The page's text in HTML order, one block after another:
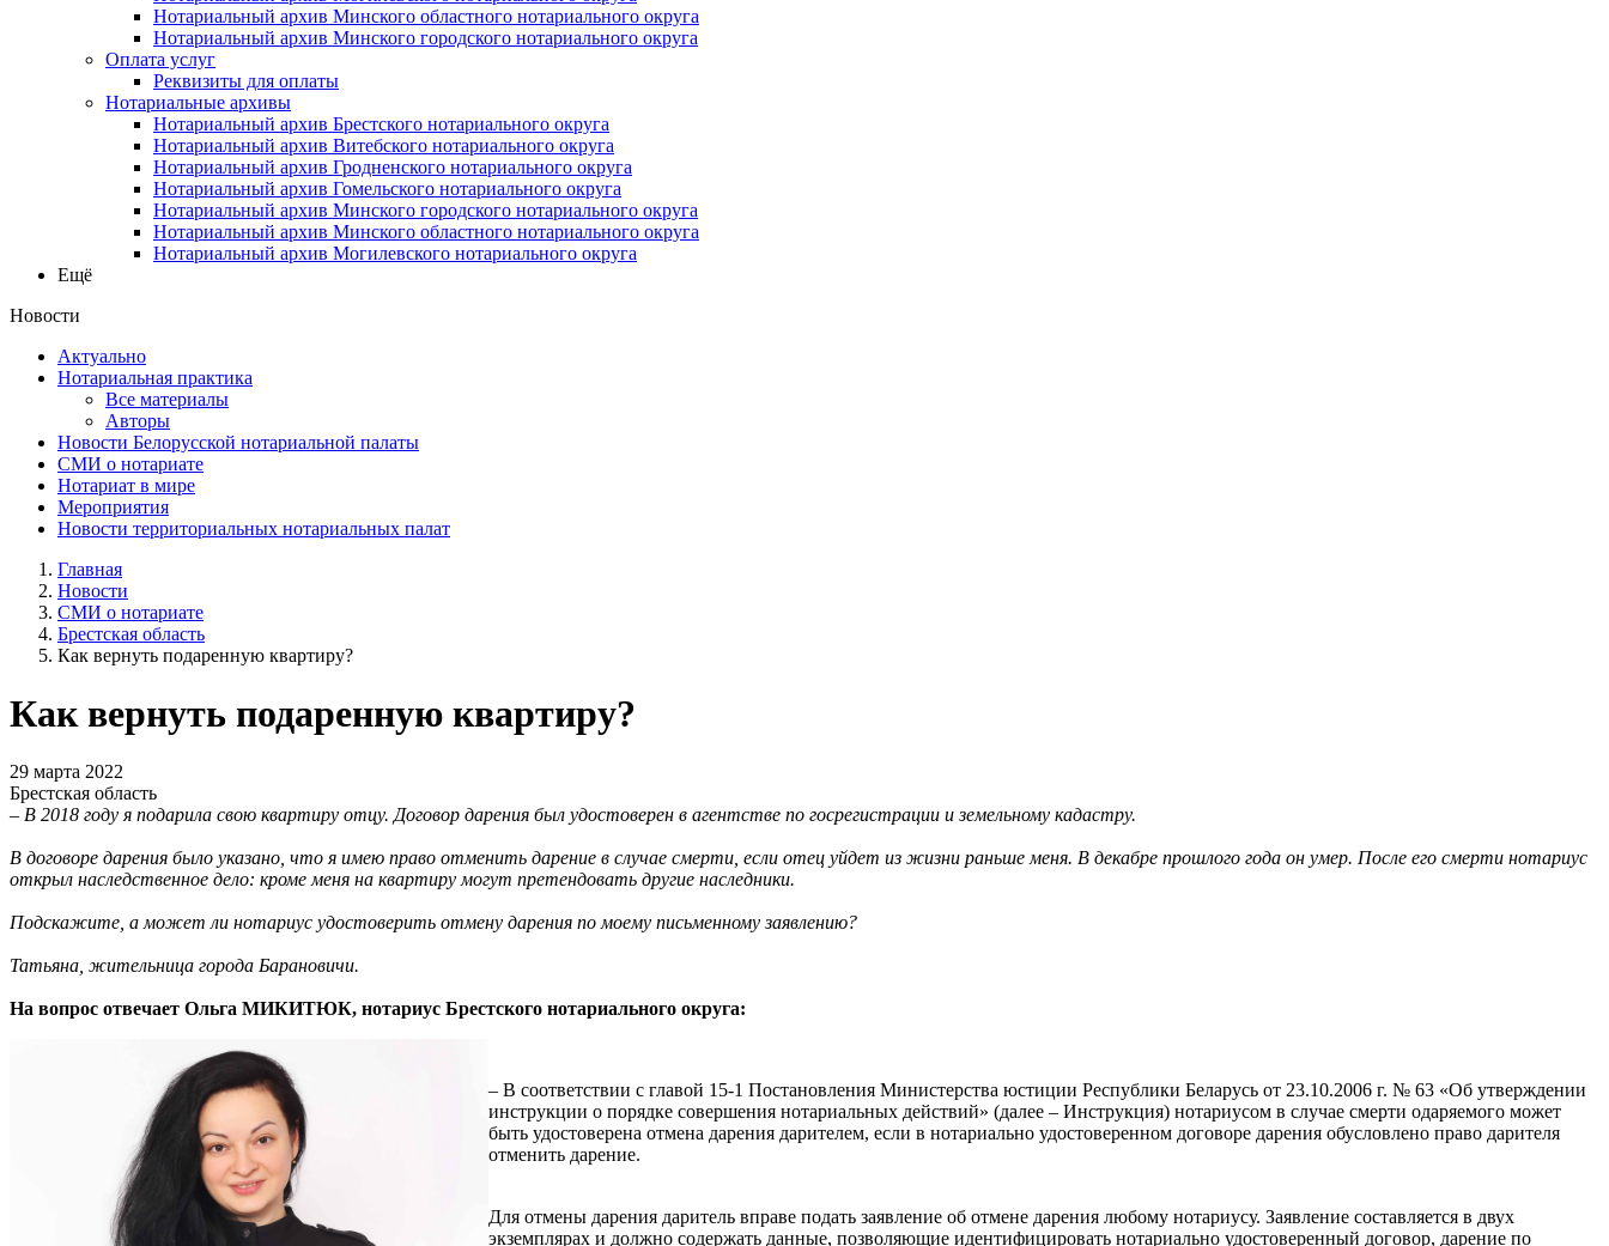
Нотариальный архив Минского областного нотариального округа
Нотариальный архив Минского городского нотариального округа
Оплата услуг
Реквизиты для оплаты
Нотариальные архивы
Нотариальный архив Брестского нотариального округа
Нотариальный архив Витебского нотариального округа
Нотариальный архив Гродненского нотариального округа
Нотариальный архив Гомельского нотариального округа
Нотариальный архив Минского городского нотариального округа
Нотариальный архив Минского областного нотариального округа
Нотариальный архив Могилевского нотариального округа
Ещё
Новости
Актуально
Нотариальная практика
Все материалы
Авторы
Новости Белорусской нотариальной палаты
СМИ о нотариате
Нотариат в мире
Мероприятия
Новости территориальных нотариальных палат
Главная
Новости
СМИ о нотариате
Брестская область
Как вернуть подаренную квартиру?
Как вернуть подаренную квартиру?
29 марта 2022
Брестская область
– В 2018 году я подарила свою квартиру отцу. Договор дарения был удостоверен в агентстве по госрегистрации и земельному кадастру.
В договоре дарения было указано, что я имею право отменить дарение в случае смерти, если отец уйдет из жизни раньше меня. В декабре прошлого года он умер. После его смерти нотариус
открыл наследственное дело: кроме меня на квартиру могут претендовать другие наследники.
Подскажите, а может ли нотариус удостоверить отмену дарения по моему письменному заявлению?
Татьяна, жительница города Барановичи.
На вопрос отвечает Ольга МИКИТЮК, нотариус Брестского нотариального округа:
– В соответствии с главой 15-1 Постановления Министерства юстиции Республики Беларусь от 23.10.2006 г. № 63 «Об утверждении
инструкции о порядке совершения нотариальных действий» (далее – Инструкция) нотариусом в случае смерти одаряемого может
быть удостоверена отмена дарения дарителем, если в нотариально удостоверенном договоре дарения обусловлено право дарителя
отменить дарение.
Для отмены дарения даритель вправе подать заявление об отмене дарения любому нотариусу. Заявление составляется в двух
экземплярах и должно содержать данные, позволяющие идентифицировать нотариально удостоверенный договор, дарение по